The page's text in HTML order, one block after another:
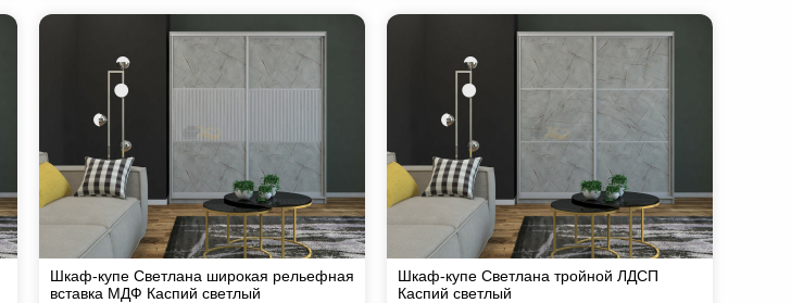
Шкаф-купе Светлана широкая рельефная
вставка МДФ Каспий светлый
Шкаф-купе Светлана тройной ЛДСП
Каспий светлый